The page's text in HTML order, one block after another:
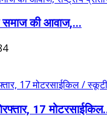
समाज की आवाज,...
17